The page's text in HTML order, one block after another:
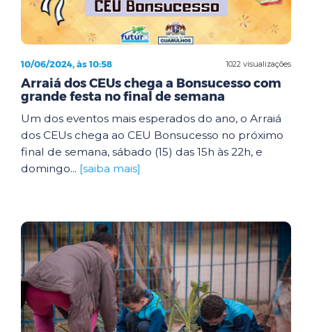
1022 visualizações
10/06/2024, às 10:58
Arraiá dos CEUs chega a Bonsucesso com
grande festa no final de semana
Um dos eventos mais esperados do ano, o Arraiá
dos CEUs chega ao CEU Bonsucesso no próximo
final de semana, sábado (15) das 15h às 22h, e
domingo... [saiba mais]